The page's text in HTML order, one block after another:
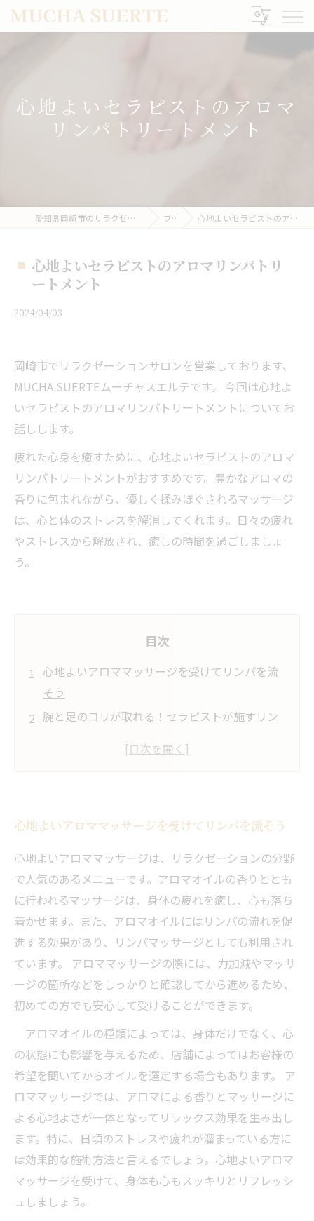
心地よいセラピストのアロマ
リンパトリートメント
愛知県岡崎市のリラクゼーションならMUCHA SUERTE ブログ 心地よいセラピストのアロマリンパトリートメント
心地よいセラピストのアロマリンパトリ
ートメント
2024/04/03
岡崎市でリラクゼーションサロンを営業しております、
MUCHA SUERTEムーチャスエルテです。 今回は心地よ
いセラピストのアロマリンパトリートメントについてお
話しします。
疲れた心身を癒すために、心地よいセラピストのアロマ
リンパトリートメントがおすすめです。豊かなアロマの
香りに包まれながら、優しく揉みほぐされるマッサージ
は、心と体のストレスを解消してくれます。日々の疲れ
やストレスから解放され、癒しの時間を過ごしましょ
う。
目次
心地よいアロママッサージを受けてリンパを流
そう
腕と足のコリが取れる！セラピストが施すリン
気分も身体もリフレッシュ！アロマの香りに包
アロマトリートメント
心と体の満足度アップ！リンパマッサージで健
康的な体を手に入れる
心地よいアロママッサージを受けてリンパを流そう
心地よいアロママッサージは、リラクゼーションの分野
で人気のあるメニューです。アロマオイルの香りととも
に行われるマッサージは、身体の疲れを癒し、心も落ち
着かせます。また、アロマオイルにはリンパの流れを促
進する効果があり、リンパマッサージとしても利用され
ています。 アロママッサージの際には、力加減やマッサ
ージの箇所などをしっかりと確認してから進めるため、
初めての方でも安心して受けることができます。
アロマオイルの種類によっては、身体だけでなく、心
の状態にも影響を与えるため、店舗によってはお客様の
希望を聞いてからオイルを選定する場合もあります。 ア
ロママッサージでは、アロマによる香りとマッサージに
よる心地よさが一体となってリラックス効果を生み出し
ます。特に、日頃のストレスや疲れが溜まっている方に
は効果的な施術方法と言えるでしょう。心地よいアロマ
マッサージを受けて、身体も心もスッキリとリフレッシ
ュしましょう。